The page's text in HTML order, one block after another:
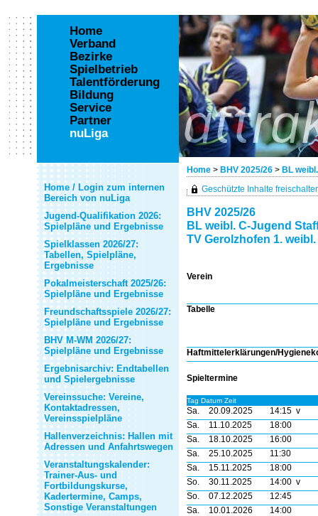
Home > BHV 2025/26 > BL
Home
Verband
Bezirke
Spielbetrieb
Talentförderung
Bildung
Service
Partner
nuLiga
Home / Login zum internen
Bereich von nuLiga
Jugend-Qualifikation 2026:
Spielpläne und Ergebnisse
Spielklassen 2026/27:
Tabellen, Spielpläne,
Ergebnisse
Pokalmeisterschaft 2025/26:
Spielpläne und Ergebnisse
Freundschaftsspiele 2026/27:
Spielpläne und Ergebnisse
BHV M-WM 2026/27:
Spielpläne und Ergebnisse
Ergebnisarchiv: Endtabellen
und Spielergebnisse
Vereinssuche: Vereine,
Kontaktadressen,
Vereinsspielpläne
Hallenverzeichnis: Hallen mit
Adressen und Anfahrtswegen
Veranstaltungskalender:
Trainer-Aus- und
Fortbildungskurse,
Kadertermine, Camps,
Sonstige Veranstaltungen
Geschützte Inhalte
BHV 2025/26
BL weibl. C-Jugend
TV Gerolzhofen 1.
Verein
Tabelle
Haftmittelerklärungen/
Spieltermine
Tag Datum Zeit
Sa. 20.09.2025
14:15 v
Sa.
11.10.2025
18:00
Sa.
18.10.2025
16:00
Sa.
25.10.2025
11:30
Sa.
15.11.2025
18:00
So.
30.11.2025
14:00 v
So.
07.12.2025
12:45
Sa.
10.01.2026
14:00